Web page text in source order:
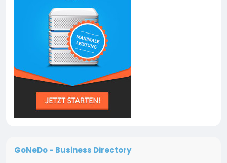
GoNeDo - Business Directory